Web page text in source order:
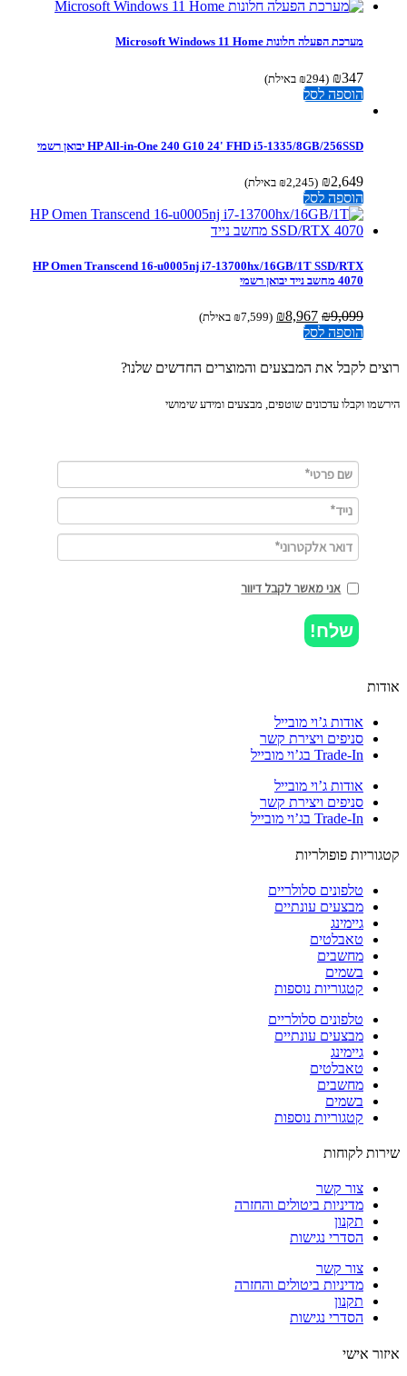
היה:
הוא:
מערכת הפעלה חלונות Microsoft Windows 11 Home
₪
(
₪ 294 באילת)
הוספה לסל
HP All-in-One 240 G10 24' FHD i5-1335/8GB/256SSD יבואן רשמי
₪2,649
(
₪2,245 באילת)
הוספה לסל
HP Omen Transcend 16-u0005nj i7-13700hx/16GB/1T SSD/RTX
4070 מחשב נייד יבואן רשמי
₪9,099
המחיר
המקורי
₪9,099.
₪8,967 המחיר
₪8,967.
(
₪7,599 באילת)
הוספה לסל
לקבל את המבצעים והמוצרים החדשים שלנו?
וקבלו עדכונים שוטפים, מבצעים ומידע שימושי
אני מאשר לקבל דיוור
שלח!
אודות ג’וי מובייל
סניפים ויצירת קשר
Trade-In בג’וי מובייל
אודות ג’וי מובייל
סניפים ויצירת קשר
Trade-In בג’וי מובייל
פופולריות
טלפונים סלולריים
מבצעים עונתיים
גיימינג
טאבלטים
מחשבים
בשמים
קטגוריות נוספות
טלפונים סלולריים
מבצעים עונתיים
גיימינג
טאבלטים
מחשבים
בשמים
קטגוריות נוספות
לקוחות
צור קשר
מדיניות ביטולים והחזרה
תקנון
הסדרי נגישות
צור קשר
מדיניות ביטולים והחזרה
תקנון
הסדרי נגישות
אישי